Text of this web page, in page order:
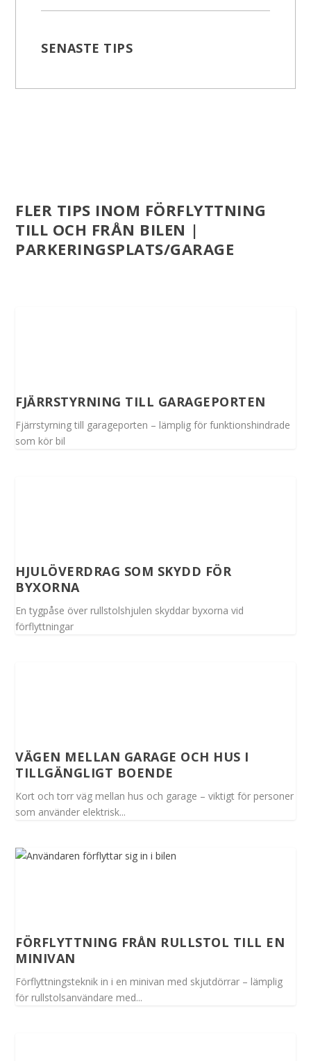
SENASTE TIPS
FLER TIPS INOM FÖRFLYTTNING
TILL OCH FRÅN BILEN |
PARKERINGSPLATS/GARAGE
FJÄRRSTYRNING TILL GARAGEPORTEN
Fjärrstyrning till garageporten – lämplig för funktionshindrade
som kör bil
HJULÖVERDRAG SOM SKYDD FÖR
BYXORNA
En tygpåse över rullstolshjulen skyddar byxorna vid
förflyttningar
VÄGEN MELLAN GARAGE OCH HUS I
TILLGÄNGLIGT BOENDE
Kort och torr väg mellan hus och garage – viktigt för personer
som använder elektrisk...
FÖRFLYTTNING FRÅN RULLSTOL TILL EN
MINIVAN
Förflyttningsteknik in i en minivan med skjutdörrar – lämplig
för rullstolsanvändare med...